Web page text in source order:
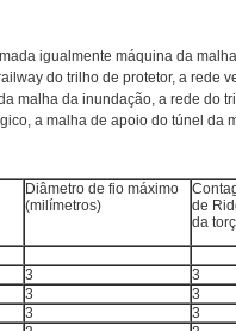
igualmente máquina da
do trilho de protetor, a rede
malha da inundação, a rede do
a malha de apoio do túnel da
Diâmetro de fio máximo
(milímetros)
de
da
3 3
3 3
3 3